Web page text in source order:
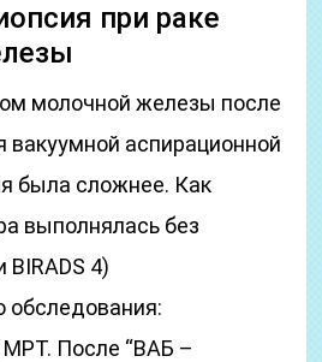
при раке
молочной железы после
вакуумной аспирационной
была сложнее. Как
выполнялась без
4)
обследования:
После “ВАБ –